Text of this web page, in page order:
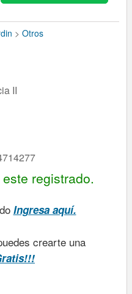
> Otros
II
registrado.
Ingresa aquí.
crearte una